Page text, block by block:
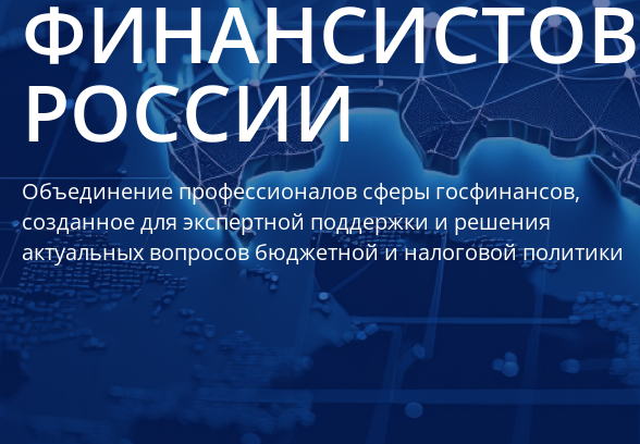
ФИНАНСИСТОВ
РОССИИ
Объединение профессионалов сферы госфинансов,
созданное для экспертной поддержки и решения
актуальных вопросов бюджетной и налоговой политики